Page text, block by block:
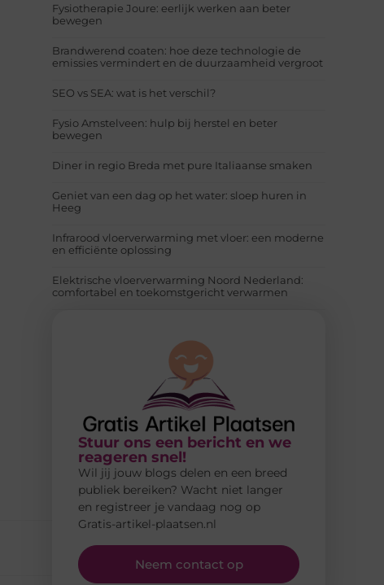
Fysiotherapie Joure: eerlijk werken aan beter
bewegen
Brandwerend coaten: hoe deze technologie de
emissies vermindert en de duurzaamheid vergroot
SEO vs SEA: wat is het verschil?
Fysio Amstelveen: hulp bij herstel en beter
bewegen
Diner in regio Breda met pure Italiaanse smaken
Geniet van een dag op het water: sloep huren in
Heeg
Infrarood vloerverwarming met vloer: een moderne
en efficiënte oplossing
Elektrische vloerverwarming Noord Nederland:
comfortabel en toekomstgericht verwarmen
Stuur ons een bericht en we
reageren snel!
Wil jij jouw blogs delen en een breed
publiek bereiken? Wacht niet langer
en registreer je vandaag nog op
Gratis-artikel-plaatsen.nl
Neem contact op